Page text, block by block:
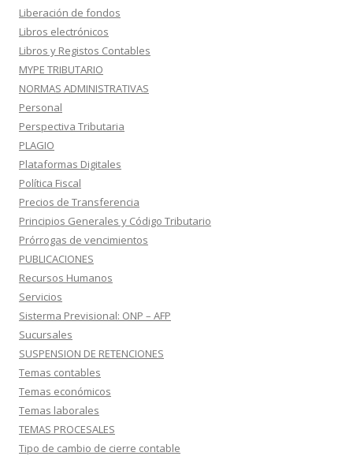
Liberación de fondos
Libros electrónicos
Libros y Registos Contables
MYPE TRIBUTARIO
NORMAS ADMINISTRATIVAS
Personal
Perspectiva Tributaria
PLAGIO
Plataformas Digitales
Política Fiscal
Precios de Transferencia
Principios Generales y Código Tributario
Prórrogas de vencimientos
PUBLICACIONES
Recursos Humanos
Servicios
Sisterma Previsional: ONP – AFP
Sucursales
SUSPENSION DE RETENCIONES
Temas contables
Temas económicos
Temas laborales
TEMAS PROCESALES
Tipo de cambio de cierre contable